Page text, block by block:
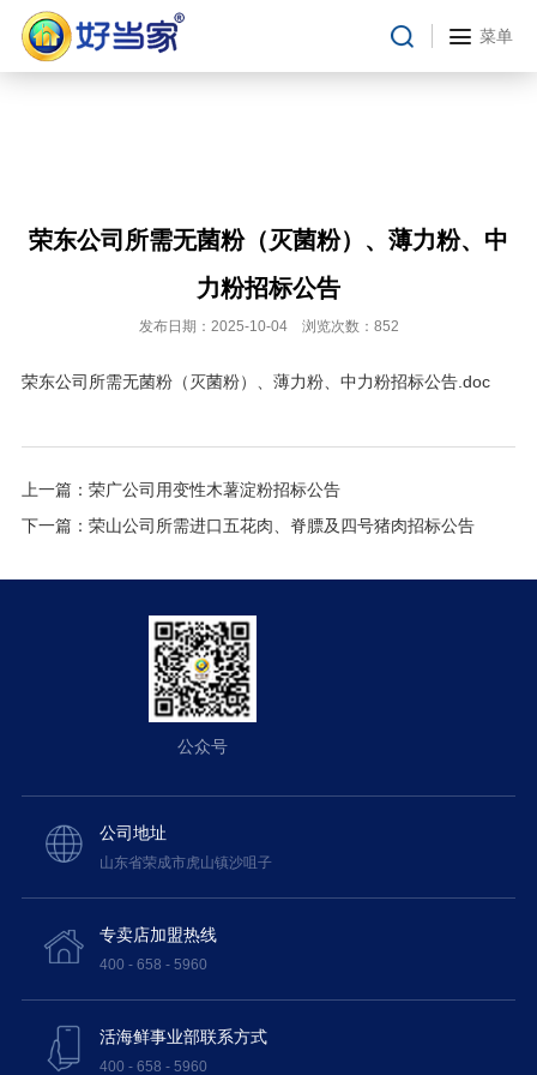
菜单
在线留言
财务摘要
荣东公司所需无菌粉（灭菌粉）、薄力粉、中
力粉招标公告
发布日期：2025-10-04 浏览次数：852
荣东公司所需无菌粉（灭菌粉）、薄力粉、中力粉招标公告.doc
上一篇： 荣广公司用变性木薯淀粉招标公告
下一篇： 荣山公司所需进口五花肉、脊膘及四号猪肉招标公告
公众号
公司地址
山东省荣成市虎山镇沙咀子
专卖店加盟热线
400 - 658 - 5960
活海鲜事业部联系方式
400 - 658 - 5960